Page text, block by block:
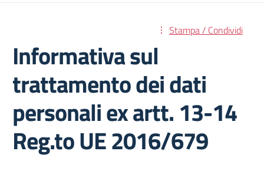
Stampa / Condividi
Informativa sul
trattamento dei dati
personali ex artt. 13-14
Reg.to UE 2016/679